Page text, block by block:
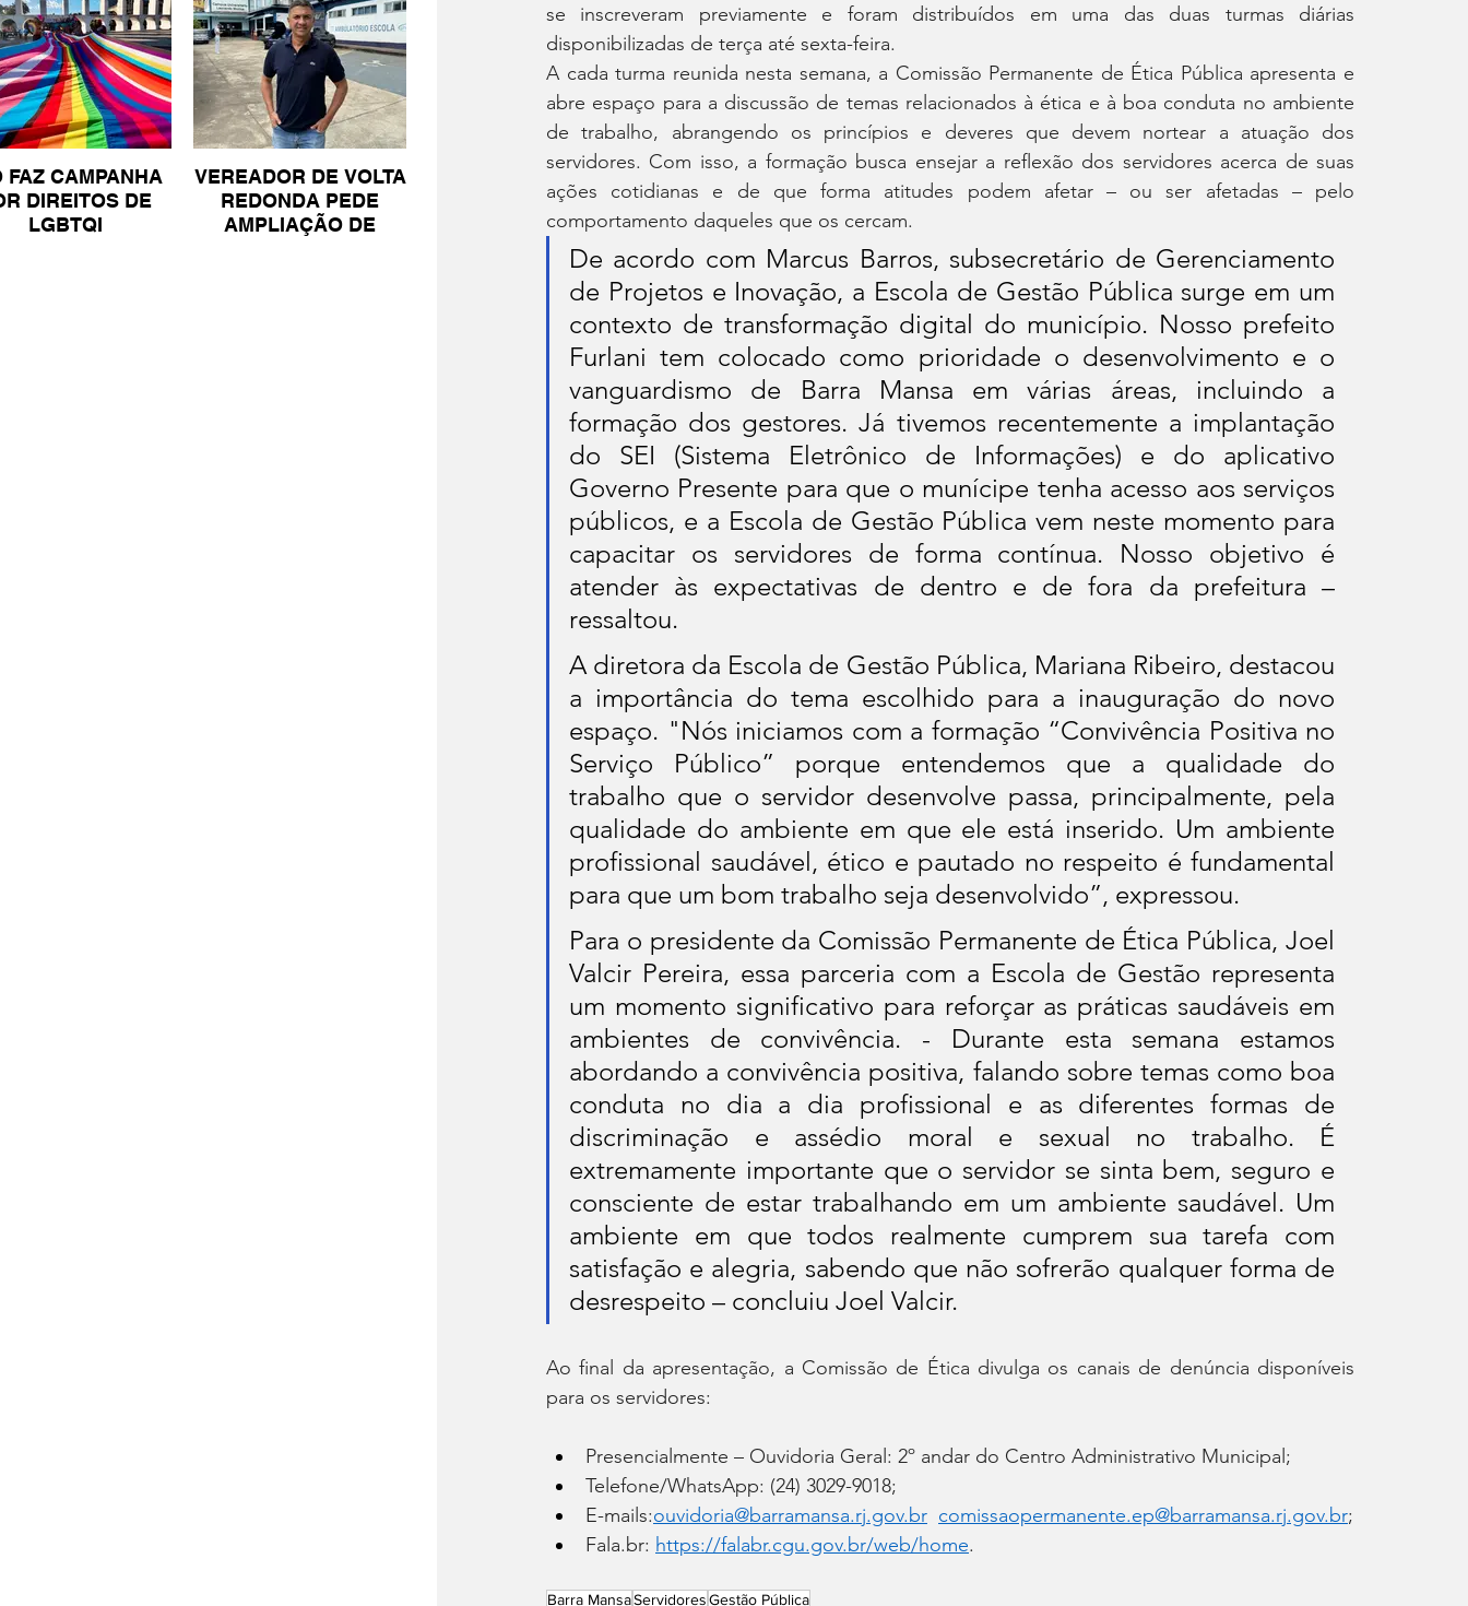
FAZ CAMPANHA
DIREITOS DE
LGBTQI
VEREADOR DE VOLTA
REDONDA PEDE
AMPLIAÇÃO DE
se inscreveram previamente e foram distribuídos em uma das duas turmas diárias
disponibilizadas de terça até sexta-feira.
A cada turma reunida nesta semana, a Comissão Permanente de Ética Pública apresenta e
abre espaço para a discussão de temas relacionados à ética e à boa conduta no ambiente
de trabalho, abrangendo os princípios e deveres que devem nortear a atuação dos
servidores. Com isso, a formação busca ensejar a reflexão dos servidores acerca de suas
ações cotidianas e de que forma atitudes podem afetar – ou ser afetadas – pelo
comportamento daqueles que os cercam.
De acordo com Marcus Barros, subsecretário de Gerenciamento
de Projetos e Inovação, a Escola de Gestão Pública surge em um
contexto de transformação digital do município. Nosso prefeito
Furlani tem colocado como prioridade o desenvolvimento e o
vanguardismo de Barra Mansa em várias áreas, incluindo a
formação dos gestores. Já tivemos recentemente a implantação
do SEI (Sistema Eletrônico de Informações) e do aplicativo
Governo Presente para que o munícipe tenha acesso aos serviços
públicos, e a Escola de Gestão Pública vem neste momento para
capacitar os servidores de forma contínua. Nosso objetivo é
atender às expectativas de dentro e de fora da prefeitura –
ressaltou.
A diretora da Escola de Gestão Pública, Mariana Ribeiro, destacou
a importância do tema escolhido para a inauguração do novo
espaço. "Nós iniciamos com a formação “Convivência Positiva no
Serviço Público” porque entendemos que a qualidade do
trabalho que o servidor desenvolve passa, principalmente, pela
qualidade do ambiente em que ele está inserido. Um ambiente
profissional saudável, ético e pautado no respeito é fundamental
para que um bom trabalho seja desenvolvido”, expressou.
Para o presidente da Comissão Permanente de Ética Pública, Joel
Valcir Pereira, essa parceria com a Escola de Gestão representa
um momento significativo para reforçar as práticas saudáveis em
ambientes de convivência. - Durante esta semana estamos
abordando a convivência positiva, falando sobre temas como boa
conduta no dia a dia profissional e as diferentes formas de
discriminação e assédio moral e sexual no trabalho. É
extremamente importante que o servidor se sinta bem, seguro e
consciente de estar trabalhando em um ambiente saudável. Um
ambiente em que todos realmente cumprem sua tarefa com
satisfação e alegria, sabendo que não sofrerão qualquer forma de
desrespeito – concluiu Joel Valcir.
Ao final da apresentação, a Comissão de Ética divulga os canais de denúncia disponíveis
para os servidores:
Presencialmente – Ouvidoria Geral: 2º andar do Centro Administrativo Municipal;
Telefone/WhatsApp: (24) 3029-9018;
E-mails:ouvidoria@barramansa.rj.gov.br comissaopermanente.ep@barramansa.rj.gov.br;
Fala.br: https://falabr.cgu.gov.br/web/home.
Barra MansaServidoresGestão Pública